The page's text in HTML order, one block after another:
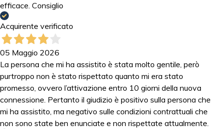
efficace. Consiglio
Acquirente verificato
05 Maggio 2026
La persona che mi ha assistito è stata molto gentile, però
purtroppo non è stato rispettato quanto mi era stato
promesso, ovvero l’attivazione entro 10 giorni della nuova
connessione. Pertanto il giudizio è positivo sulla persona che
mi ha assistito, ma negativo sulle condizioni contrattuali che
non sono state ben enunciate e non rispettate attualmente.